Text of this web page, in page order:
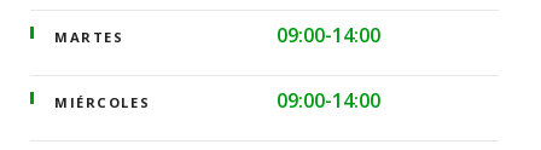
MARTES 09:00-14:00
MIÉRCOLES 09:00-14:00